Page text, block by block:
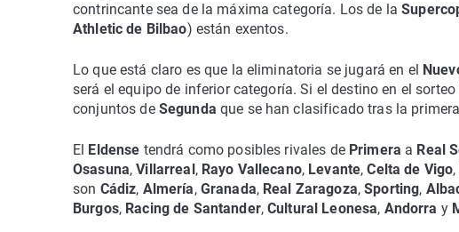
contrincante sea de la máxima categoría. Los de la
Athletic de Bilbao) están exentos.
Lo que está claro es que la eliminatoria se jugará en el
será el equipo de inferior categoría. Si el destino en el
conjuntos de Segunda que se han clasificado tras la
El Eldense tendrá como posibles rivales de Primera a Real
Osasuna,Villarreal , Rayo Vallecano, Levante,Celta de Vigo,
son Cádiz, Almería, Granada, Real Zaragoza,Sporting,
Burgos, Racing de Santander,Cultural Leonesa, Andorra y